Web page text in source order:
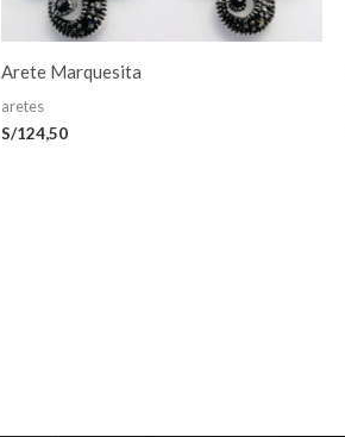
Arete Marquesita
aretes
S/124,50